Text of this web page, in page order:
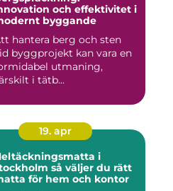
och effektivitet i
byggande
hantera berg och sten
byggprojekt kan vara en
utmaning,
i tätb...
19. apr
i
så väljer du rätt
för hem och kontor